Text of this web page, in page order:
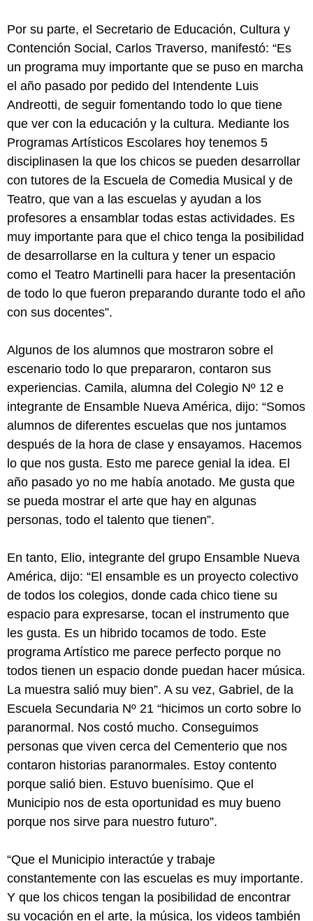
Por su parte, el Secretario de Educación, Cultura y
Contención Social, Carlos Traverso, manifestó: “Es
un programa muy importante que se puso en marcha
el año pasado por pedido del Intendente Luis
Andreotti, de seguir fomentando todo lo que tiene
que ver con la educación y la cultura. Mediante los
Programas Artísticos Escolares hoy tenemos 5
disciplinasen la que los chicos se pueden desarrollar
con tutores de la Escuela de Comedia Musical y de
Teatro, que van a las escuelas y ayudan a los
profesores a ensamblar todas estas actividades. Es
muy importante para que el chico tenga la posibilidad
de desarrollarse en la cultura y tener un espacio
como el Teatro Martinelli para hacer la presentación
de todo lo que fueron preparando durante todo el año
con sus docentes”.
Algunos de los alumnos que mostraron sobre el
escenario todo lo que prepararon, contaron sus
experiencias. Camila, alumna del Colegio Nº 12 e
integrante de Ensamble Nueva América, dijo: “Somos
alumnos de diferentes escuelas que nos juntamos
después de la hora de clase y ensayamos. Hacemos
lo que nos gusta. Esto me parece genial la idea. El
año pasado yo no me había anotado. Me gusta que
se pueda mostrar el arte que hay en algunas
personas, todo el talento que tienen”.
En tanto, Elio, integrante del grupo Ensamble Nueva
América, dijo: “El ensamble es un proyecto colectivo
de todos los colegios, donde cada chico tiene su
espacio para expresarse, tocan el instrumento que
les gusta. Es un hibrido tocamos de todo. Este
programa Artístico me parece perfecto porque no
todos tienen un espacio donde puedan hacer música.
La muestra salió muy bien”. A su vez, Gabriel, de la
Escuela Secundaria Nº 21 “hicimos un corto sobre lo
paranormal. Nos costó mucho. Conseguimos
personas que viven cerca del Cementerio que nos
contaron historias paranormales. Estoy contento
porque salió bien. Estuvo buenísimo. Que el
Municipio nos de esta oportunidad es muy bueno
porque nos sirve para nuestro futuro”.
“Que el Municipio interactúe y trabaje
constantemente con las escuelas es muy importante.
Y que los chicos tengan la posibilidad de encontrar
su vocación en el arte, la música, los videos también